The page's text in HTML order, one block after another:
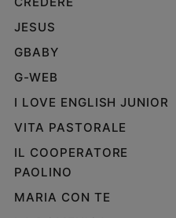
JESUS
GBABY
G-WEB
I LOVE ENGLISH JUNIOR
VITA PASTORALE
IL COOPERATORE
PAOLINO
MARIA CON TE